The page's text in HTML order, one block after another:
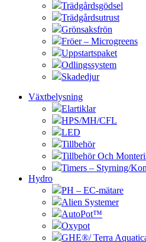
Trädgårdsgödsel
Trädgårdsutrust
Grönsaksfrön
Fröer – Microgreens
Uppstartspaket
Odlingssystem
Skadedjur
Växtbelysning
Elartiklar
HPS/MH/CFL
LED
Tillbehör
Tillbehör Och
Timers – Styrning/
Hydro
PH – EC-mätare
Alien Systemer
AutoPot™
Oxypot
GHE®/ Terra